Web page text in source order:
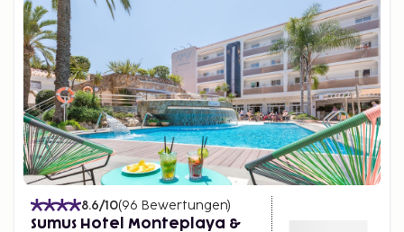
8.6/10(96 Bewertungen)
Sumus Hotel Monteplaya &